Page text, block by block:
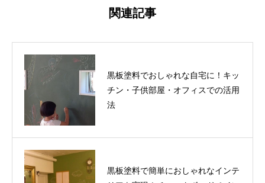
関連記事
黒板塗料でおしゃれな自宅に！キッ
チン・子供部屋・オフィスでの活用
法
黒板塗料で簡単におしゃれなインテ